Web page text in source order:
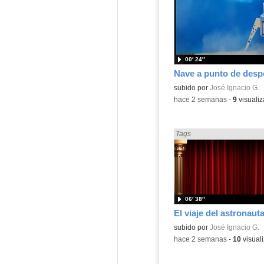
Nave a punto de
Contenido educativo.
subido por José Ignacio G.
00′ 24″
-hace 2 semanas- 9
El viaje del
Encontrado «Diversidad»
Tags
Contenido educativo.
subido por José Ignacio G.
06′ 38″
-hace 2 semanas- 10